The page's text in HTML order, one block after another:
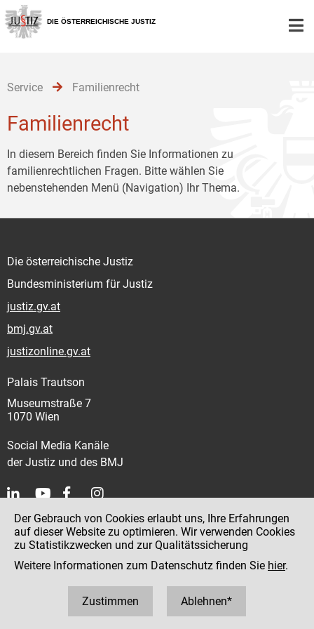
Zur
Hauptnavigation
[1]
Zum
Inhalt
[2]
Zum
Untermenü
[3]
DIE ÖSTERREICHISCHE JUSTIZ
Service Familienrecht
Familienrecht
In diesem Bereich finden Sie Informationen zu
familienrechtlichen Fragen. Bitte wählen Sie
nebenstehenden Menü (Navigation) Ihr Thema.
Die österreichische Justiz
Bundesministerium für Justiz
justiz.gv.at
bmj.gv.at
justizonline.gv.at
Palais Trautson
Museumstraße 7
1070 Wien
Social Media Kanäle
der Justiz und des BMJ
Kontakt
Impressum
Datenschutz
Hinweisgeber:innenplattform (für Mitarbeiter:innen)
Der Gebrauch von Cookies erlaubt uns, Ihre Erfahrungen
auf dieser Website zu optimieren. Wir verwenden Cookies
zu Statistikzwecken und zur Qualitätssicherung
Weitere Informationen zum Datenschutz finden Sie hier.
Zustimmen Ablehnen*